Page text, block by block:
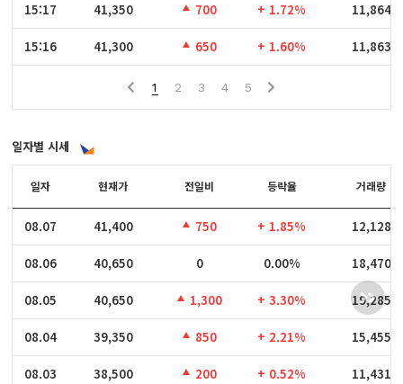
15:17
15:16
15:17 41,350 700 + 1.72% 11,864
15:16 41,300 650 + 1.60% 11,863
1 2 3 4 5
일자별 시세
일자
08.07
08.06
08.05
08.04
08.03
일자 현재가 전일비 등락율 거래량
08.07 41,400 750 + 1.85% 12,128
08.06 40,650 0 0.00% 18,470
08.05 40,650 1,300 + 3.30% 19,285
08.04 39,350 850 + 2.21% 15,455
08.03 38,500 200 + 0.52% 11,431